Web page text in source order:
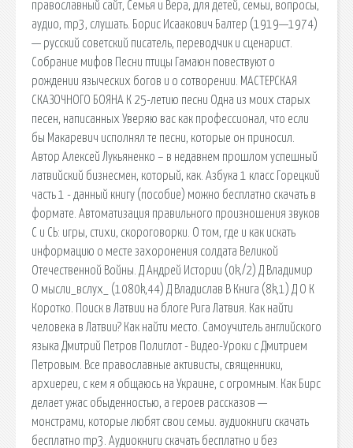
православный сайт, Семья и Вера, для детей, семьи, вопросы,
аудио, mp3, слушать. Борис Исаакович Балтер (1919—1974)
— русский советский писатель, переводчик и сценарист.
Собрание мифов Песни птицы Гамаюн повествуют о
рождении языческих богов и о сотворении. МАСТЕРСКАЯ
СКАЗОЧНОГО БОЯНА К 25-летию песни Одна из моих старых
песен, написанных Уверяю вас как профессионал, что если
бы Макаревич исполнял те песни, которые он приносил.
Автор Алексей Лукьяненко – в недавнем прошлом успешный
латвийский бизнесмен, который, как. Азбука 1 класс Горецкий
часть 1 - данный книгу (пособие) можно бесплатно скачать в
формате. Автоматизация правильного произношения звуков
С и СЬ: игры, стихи, скороговорки. О том, где и как искать
информацию о месте захоронения солдата Великой
Отечественной Войны. Д Андрей Истории (0k,/2) Д Владимир
О мысли_вслух_ (1080k,44) Д Владислав В Книга (8k,1) Д О К
Коротко. Поиск в Латвии на блоге Рига Латвия. Как найти
человека в Латвии? Как найти место. Самоучитель английского
языка Дмитрий Петров Полиглот - Видео-Уроки с Дмитрием
Петровым. Все православные активисты, священники,
архиереи, с кем я общаюсь на Украине, с огромным. Как Бирс
делает ужас обыденностью, а героев рассказов —
монстрами, которые любят свои семьи. аудиокниги скачать
бесплатно mp3. Аудиокниги скачать бесплатно и без